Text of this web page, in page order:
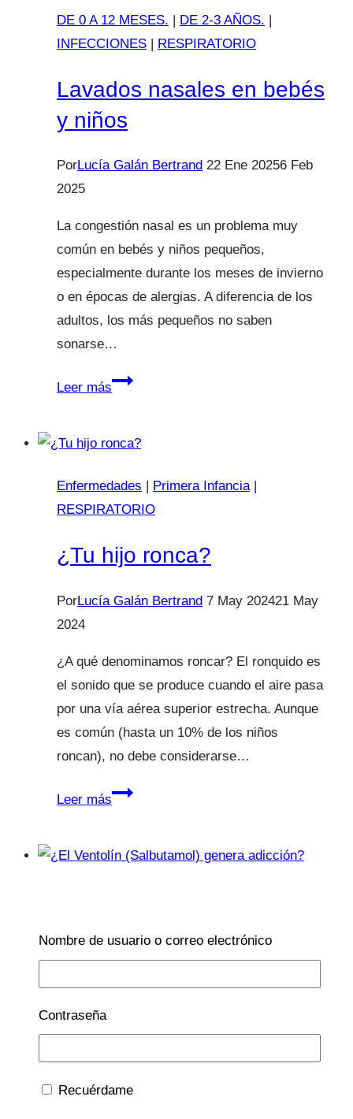
DE 0 A 12 MESES. | DE 2-3 AÑOS. |
INFECCIONES | RESPIRATORIO
Lavados nasales en bebés
y niños
PorLucía Galán Bertrand 22 Ene 20256 Feb
2025
La congestión nasal es un problema muy
común en bebés y niños pequeños,
especialmente durante los meses de invierno
o en épocas de alergias. A diferencia de los
adultos, los más pequeños no saben
sonarse…
Leer másLavados
bebés
Enfermedades Primera Infancia|
RESPIRATORIO
¿Tu hijo ronca?
PorLucía Galán Bertrand 7 May 202421 May
2024
¿A qué denominamos roncar? El ronquido es
el sonido que se produce cuando el aire pasa
por una vía aérea superior estrecha. Aunque
es común (hasta un 10% de los niños
roncan), no debe considerarse…
Leer más¿Tu
Infancia |RESPIRATORIO
¿El Ventolín (Salbutamol)
genera adicción?
PorLucía Galán Bertrand 13 Dic 202313 Dic
2023
Nombre de usuario o correo electrónico
Contraseña
Recuérdame